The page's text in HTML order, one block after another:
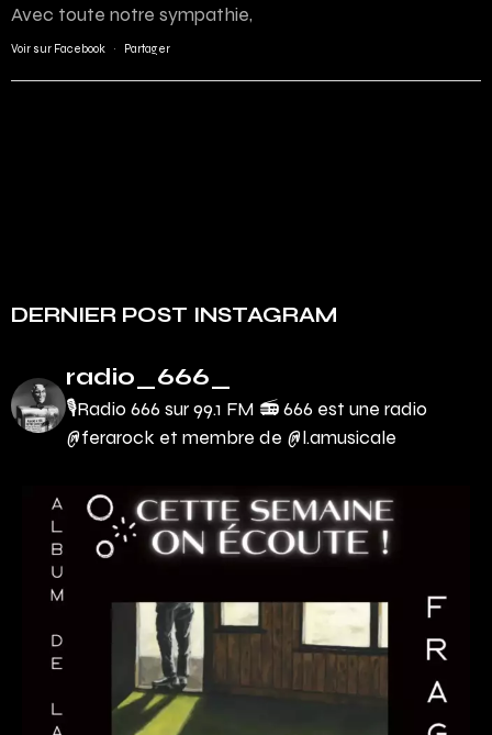
Avec toute notre sympathie,
Voir sur Facebook · Partager
DERNIER POST INSTAGRAM
radio_666_
🎙Radio 666 sur 99.1 FM 📻666 est une radio
@ferarock et membre de @l.amusicale